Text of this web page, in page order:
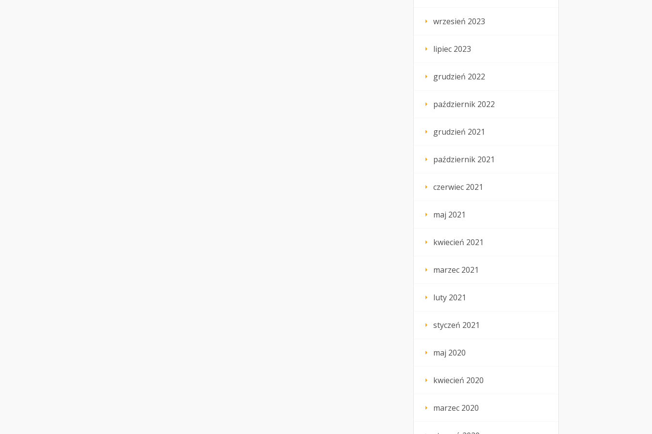
wrzesień 2023
lipiec 2023
grudzień 2022
październik 2022
grudzień 2021
październik 2021
czerwiec 2021
maj 2021
kwiecień 2021
marzec 2021
luty 2021
styczeń 2021
maj 2020
kwiecień 2020
marzec 2020